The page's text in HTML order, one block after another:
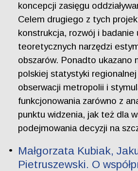
koncepcji zasięgu
Celem drugiego z tych
konstrukcja, rozwój i badanie
teoretycznych narzędzi
obszarów. Ponadto ukazano
polskiej statystyki
obserwacji metropolii i
funkcjonowania zarówno z
punktu widzenia, jak też dla
podejmowania decyzji na
Małgorzata Kubiak,
Pietruszewski. O